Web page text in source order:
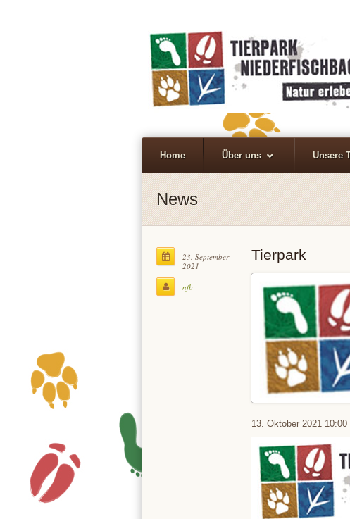
Home Über uns Unsere
News
23. September
2021
nfb
Tierpark
Tierpark
13. Oktober 2021 10:00